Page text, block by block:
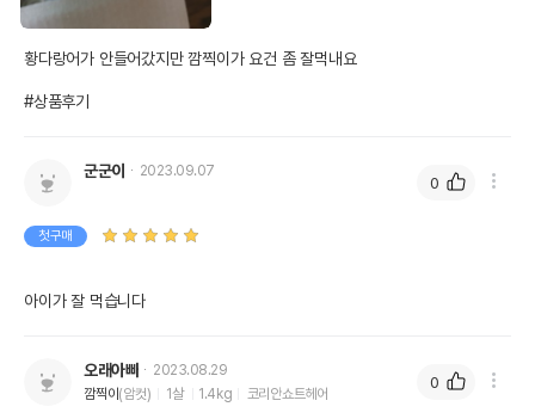
황다랑어가 안들어갔지만 깜찍이가 요건 좀 잘먹내요
#상품후기
군군이 2023.09.07
첫구매
아이가 잘 먹습니다
0
오래아빠
2023.08.29
깜찍이 (암컷) 1살 1.4kg 코리안쇼트헤어
0